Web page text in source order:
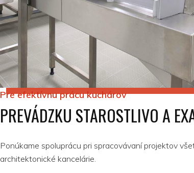
Pre efektívnu prácu kuchárov
PREVÁDZKU STAROSTLIVO A
Ponúkame spoluprácu pri spracovávaní projektov
architektonické kancelárie.